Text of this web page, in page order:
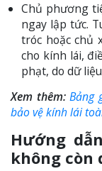
Chủ phương
ngay lập tức.
tróc hoặc chủ
cho kính lái,
phạt, do dữ
Xem thêm:Bảng
bảo vệ kính lái
Hướng
không còn